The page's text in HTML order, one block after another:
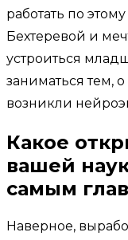
работать по
Бехтеревой и
устроиться
заниматься тем,
возникли
Какое
вашей
самым
Наверное,